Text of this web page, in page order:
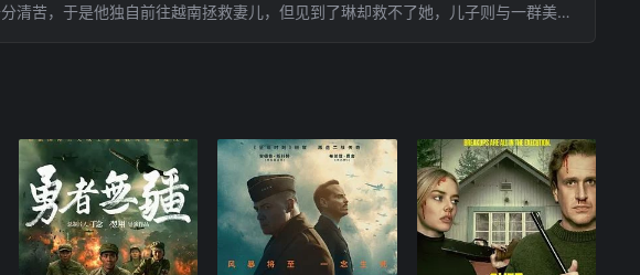
苦，于是他独自前往越南拯救妻儿，但见到了琳却救不了她，儿子则与一群美越